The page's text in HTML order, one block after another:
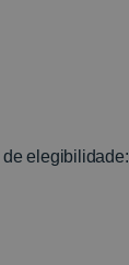
de elegibilidade: